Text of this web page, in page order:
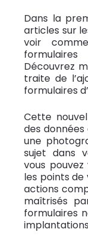
Dans la
articles sur
voir
Découvrez
traite de
formulaires
Cette
des
une
sujet dans
vous
les points de
actions
maîtrisés
formulaires